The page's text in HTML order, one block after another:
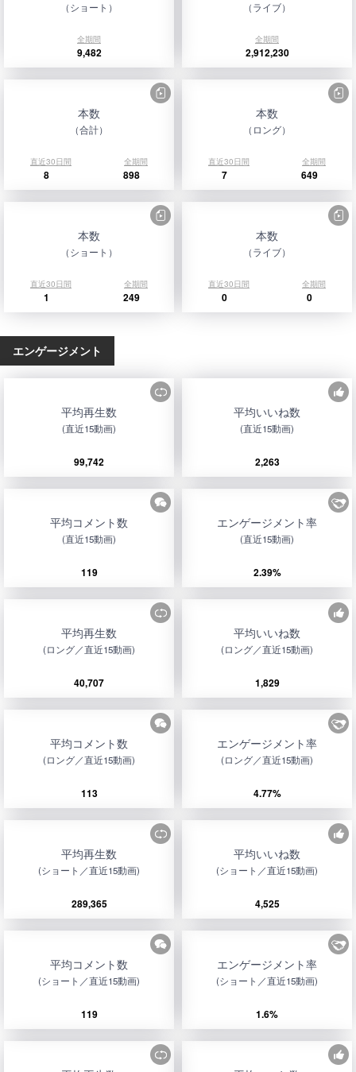
（ショート）
全期間
9,482
（ライブ）
全期間
2,912,230
本数
（合計）
直近30日間 全期間
8 898
本数
（ロング）
直近30日間 全期間
7 649
本数
（ショート）
直近30日間 全期間
1 249
本数
（ライブ）
直近30日間 全期間
0 0
エンゲージメント
平均再生数
(直近15動画)
99,742
平均いいね数
(直近15動画)
2,263
平均コメント数
(直近15動画)
119
エンゲージメント率
(直近15動画)
2.39%
平均再生数
(ロング／直近15動画)
40,707
平均いいね数
(ロング／直近15動画)
1,829
平均コメント数
(ロング／直近15動画)
113
エンゲージメント率
(ロング／直近15動画)
4.77%
平均再生数
(ショート／直近15動画)
289,365
平均いいね数
(ショート／直近15動画)
4,525
平均コメント数
(ショート／直近15動画)
119
エンゲージメント率
(ショート／直近15動画)
1.6%